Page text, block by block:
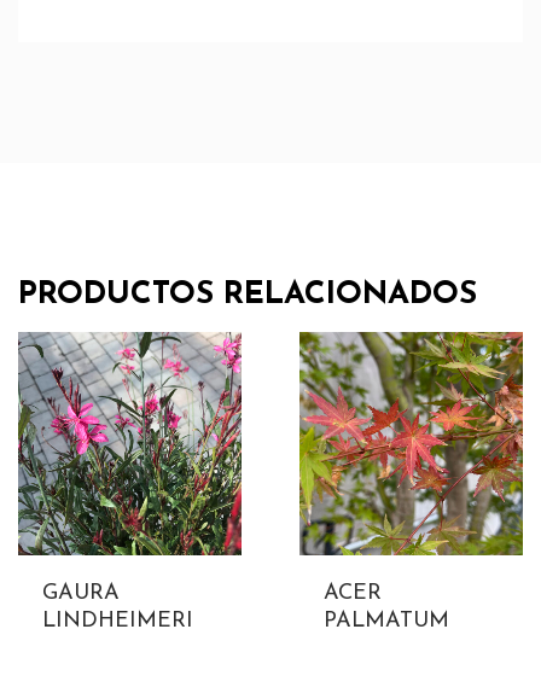
PRODUCTOS RELACIONADOS
GAURA
LINDHEIMERI
ACER
PALMATUM